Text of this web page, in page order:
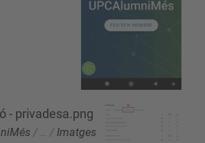
- privadesa.png
/ … / Imatges